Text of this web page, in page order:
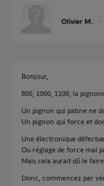
Olivier M.
Bonjour,
800, 1000, 1100, la
Un pignon qui patine ne
Un pignon qui force et
Une électronique
Ou réglage de force mal
Mais cela aurait dû le
Donc, commencez par